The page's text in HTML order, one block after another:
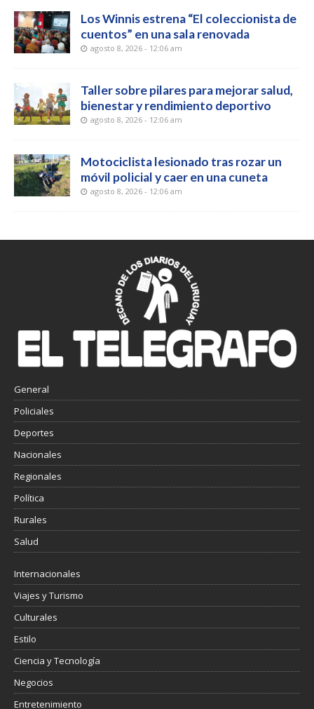
Los Winnis estrena “El coleccionista de
cuentos” en una sala renovada
agosto 8, 2026 - 12:06 am
Taller sobre pilares para mejorar salud,
bienestar y rendimiento deportivo
agosto 8, 2026 - 12:06 am
Motociclista lesionado tras rozar un
móvil policial y caer en una cuneta
agosto 8, 2026 - 12:06 am
General
Policiales
Deportes
Nacionales
Regionales
Política
Rurales
Salud
Internacionales
Viajes y Turismo
Culturales
Estilo
Ciencia y Tecnología
Negocios
Entretenimiento